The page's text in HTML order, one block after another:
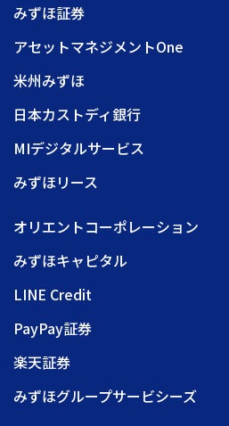
みずほ証券
アセットマネジメントOne
米州みずほ
日本カストディ銀行
MIデジタルサービス
みずほリース
オリエントコーポレーション
みずほキャピタル
LINE Credit
PayPay証券
楽天証券
みずほグループサービシーズ